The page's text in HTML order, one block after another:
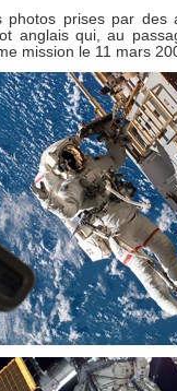
photos prises par des
anglais qui, au
mission le 11 mars